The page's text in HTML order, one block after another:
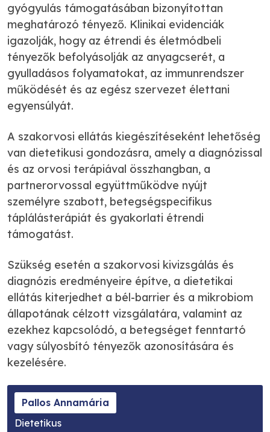
gyógyulás támogatásában bizonyítottan
meghatározó tényező. Klinikai evidenciák
igazolják, hogy az étrendi és életmódbeli
tényezők befolyásolják az anyagcserét, a
gyulladásos folyamatokat, az immunrendszer
működését és az egész szervezet élettani
egyensúlyát.
A szakorvosi ellátás kiegészítéseként lehetőség
van dietetikusi gondozásra, amely a diagnózissal
és az orvosi terápiával összhangban, a
partnerorvossal együttműködve nyújt
személyre szabott, betegségspecifikus
táplálásterápiát és gyakorlati étrendi
támogatást.
Szükség esetén a szakorvosi kivizsgálás és
diagnózis eredményeire építve, a dietetikai
ellátás kiterjedhet a bél-barrier és a mikrobiom
állapotának célzott vizsgálatára, valamint az
ezekhez kapcsolódó, a betegséget fenntartó
vagy súlyosbító tényezők azonosítására és
kezelésére.
Pallos Annamária
Dietetikus